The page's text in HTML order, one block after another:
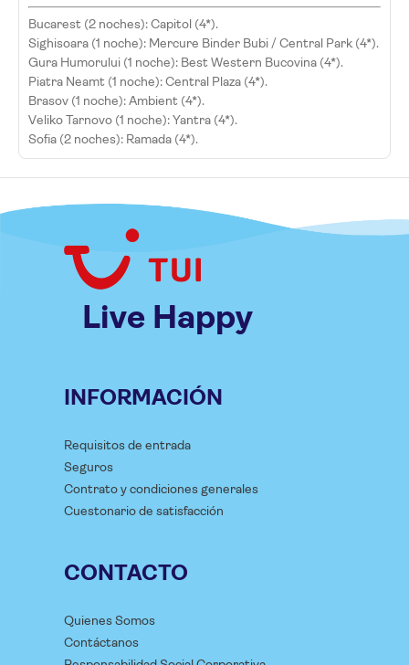
Bucarest (2 noches): Capitol (4*).
Sighisoara (1 noche): Mercure Binder Bubi / Central Park (4*).
Gura Humorului (1 noche): Best Western Bucovina (4*).
Piatra Neamt (1 noche): Central Plaza (4*).
Brasov (1 noche): Ambient (4*).
Veliko Tarnovo (1 noche): Yantra (4*).
Sofia (2 noches): Ramada (4*).
Live Happy
INFORMACIÓN
Requisitos de entrada
Seguros
Contrato y condiciones generales
Cuestonario de satisfacción
CONTACTO
Quienes Somos
Contáctanos